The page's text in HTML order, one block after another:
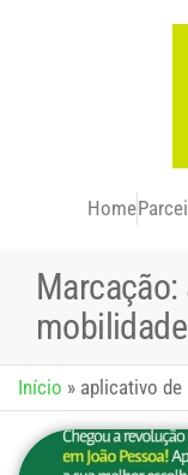
Home
Marcação:
Início » aplicativo de